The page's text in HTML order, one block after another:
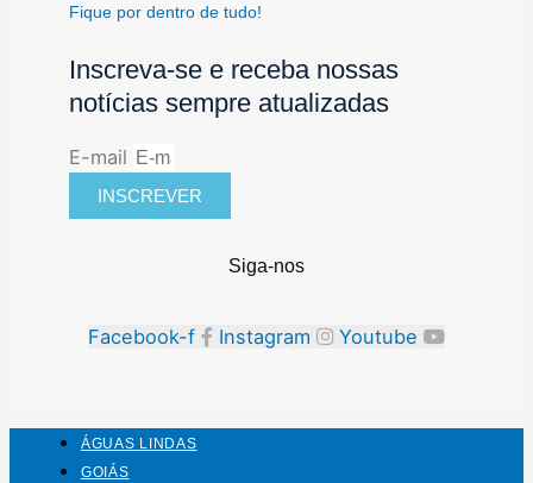
Fique por dentro de tudo!
Inscreva-se e receba nossas
notícias sempre atualizadas
E-mail
INSCREVER
Siga-nos
Facebook-f Instagram Youtube
ÁGUAS LINDAS
GOIÁS